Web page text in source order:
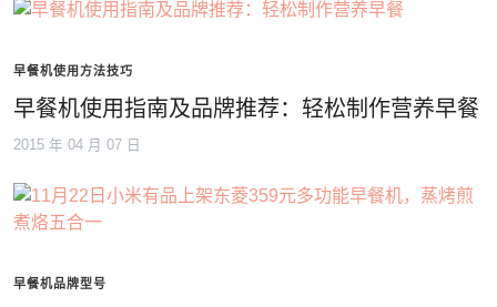
早餐机使用方法技巧
早餐机使用指南及品牌推荐：轻松制作营养早餐
2015 年 04 月 07 日
早餐机品牌型号